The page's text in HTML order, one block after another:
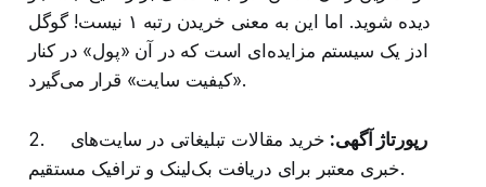
دیده شوید. اما این به معنی خریدن رتبه ۱ نیست! گوگل
ادز یک سیستم مزایده‌ای است که در آن «پول» در کنار
«کیفیت سایت» قرار می‌گیرد.
2. رپورتاژ آگهی: خرید مقالات تبلیغاتی در سایت‌های
خبری معتبر برای دریافت بک‌لینک و ترافیک مستقیم.